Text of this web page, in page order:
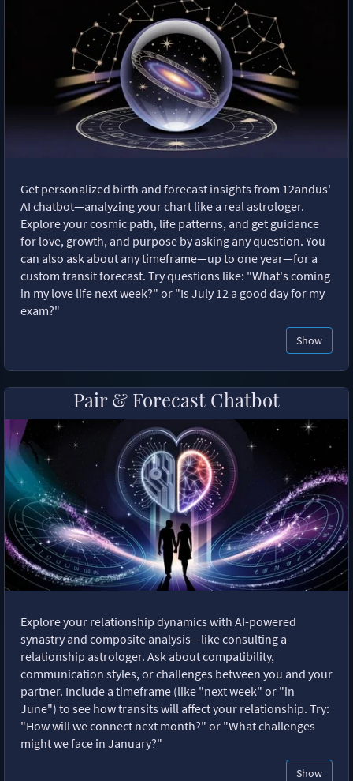
Get personalized birth and forecast insights from 12andus'
AI chatbot—analyzing your chart like a real astrologer.
Explore your cosmic path, life patterns, and get guidance
for love, growth, and purpose by asking any question. You
can also ask about any timeframe—up to one year—for a
custom transit forecast. Try questions like: "What's coming
in my love life next week?" or "Is July 12 a good day for my
exam?"
Show
Pair & Forecast Chatbot
Explore your relationship dynamics with AI-powered
synastry and composite analysis—like consulting a
relationship astrologer. Ask about compatibility,
communication styles, or challenges between you and your
partner. Include a timeframe (like "next week" or "in
June") to see how transits will affect your relationship. Try:
"How will we connect next month?" or "What challenges
might we face in January?"
Show